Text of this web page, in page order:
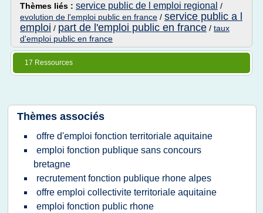
Thèmes liés : service public de l emploi regional /
evolution de l'emploi public en france / service public a l
emploi / part de l'emploi public en france / taux
d'emploi public en france
17 Ressources
Thèmes associés
offre d'emploi fonction territoriale aquitaine
emploi fonction publique sans concours
bretagne
recrutement fonction publique rhone alpes
offre emploi collectivite territoriale aquitaine
emploi fonction public rhone